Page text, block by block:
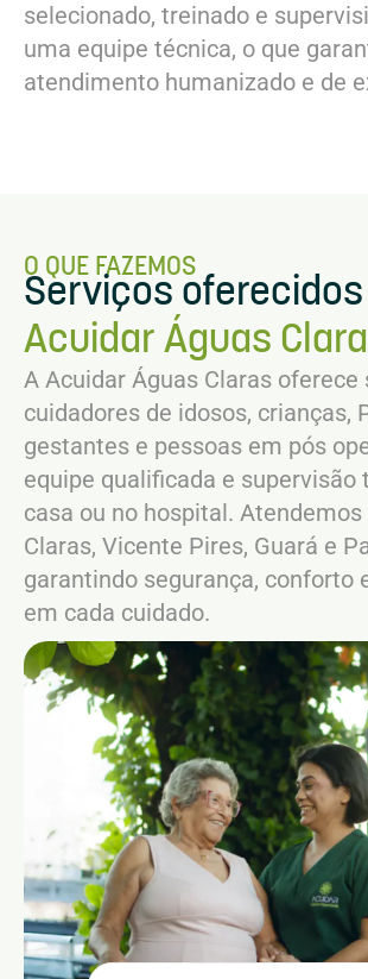
selecionado, treinado e
uma equipe técnica, o que
atendimento humanizado e de
O QUE FAZEMOS
Serviços
Acuidar Águas
A Acuidar Águas Claras oferece
cuidadores de idosos, crianças,
gestantes e pessoas em pós
equipe qualificada e supervisão
casa ou no hospital.
Claras, Vicente Pires, Guará e
garantindo segurança, conforto
em cada cuidado.